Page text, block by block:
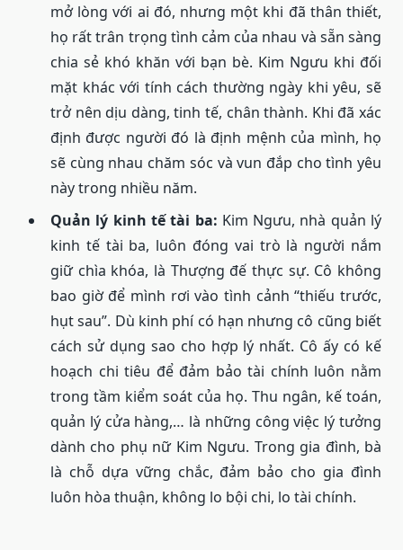
mở lòng với ai đó, nhưng một khi đã thân thiết,
họ rất trân trọng tình cảm của nhau và sẵn sàng
chia sẻ khó khăn với bạn bè. Kim Ngưu khi đối
mặt khác với tính cách thường ngày khi yêu, sẽ
trở nên dịu dàng, tinh tế, chân thành. Khi đã xác
định được người đó là định mệnh của mình, họ
sẽ cùng nhau chăm sóc và vun đắp cho tình yêu
này trong nhiều năm.
Quản lý kinh tế tài ba: Kim Ngưu, nhà quản lý
kinh tế tài ba, luôn đóng vai trò là người nắm
giữ chìa khóa, là Thượng đế thực sự. Cô không
bao giờ để mình rơi vào tình cảnh “thiếu trước,
hụt sau”. Dù kinh phí có hạn nhưng cô cũng biết
cách sử dụng sao cho hợp lý nhất. Cô ấy có kế
hoạch chi tiêu để đảm bảo tài chính luôn nằm
trong tầm kiểm soát của họ. Thu ngân, kế toán,
quản lý cửa hàng,… là những công việc lý tưởng
dành cho phụ nữ Kim Ngưu. Trong gia đình, bà
là chỗ dựa vững chắc, đảm bảo cho gia đình
luôn hòa thuận, không lo bội chi, lo tài chính.